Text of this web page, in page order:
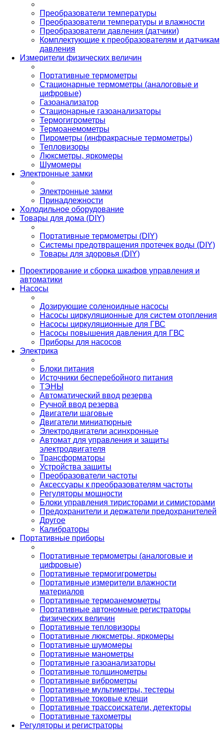
Преобразователи температуры
Преобразователи температуры и влажности
Преобразователи давления (датчики)
Комплектующие к преобразователям и датчикам
давления
Измерители физических величин
Портативные термометры
Стационарные термометры (аналоговые и
цифровые)
Газоанализатор
Стационарные газоанализаторы
Термогигрометры
Термоанемометры
Пирометры (инфракрасные термометры)
Тепловизоры
Люксметры, яркомеры
Шумомеры
Электронные замки
Электронные замки
Принадлежности
Холодильное оборудование
Товары для дома (DIY)
Портативные термометры (DIY)
Системы предотвращения протечек воды (DIY)
Товары для здоровья (DIY)
Проектирование и сборка шкафов управления и
автоматики
Насосы
Дозирующие соленоидные насосы
Насосы циркуляционные для систем отопления
Насосы циркуляционные для ГВС
Насосы повышения давления для ГВС
Приборы для насосов
Электрика
Блоки питания
Источники бесперебойного питания
ТЭНЫ
Автоматический ввод резерва
Ручной ввод резерва
Двигатели шаговые
Двигатели миниатюрные
Электродвигатели асинхронные
Автомат для управления и защиты
электродвигателя
Трансформаторы
Устройства защиты
Преобразователи частоты
Аксессуары к преобразователям частоты
Регуляторы мощности
Блоки управления тиристорами и симисторами
Предохранители и держатели предохранителей
Другое
Калибраторы
Портативные приборы
Портативные термометры (аналоговые и
цифровые)
Портативные термогигрометры
Портативные измерители влажности
материалов
Портативные термоанемометры
Портативные автономные регистраторы
физических величин
Портативные тепловизоры
Портативные люксметры, яркомеры
Портативные шумомеры
Портативные манометры
Портативные газоанализаторы
Портативные толщинометры
Портативные виброметры
Портативные мультиметры, тестеры
Портативные токовые клещи
Портативные трассоискатели, детекторы
Портативные тахометры
Регуляторы и регистраторы